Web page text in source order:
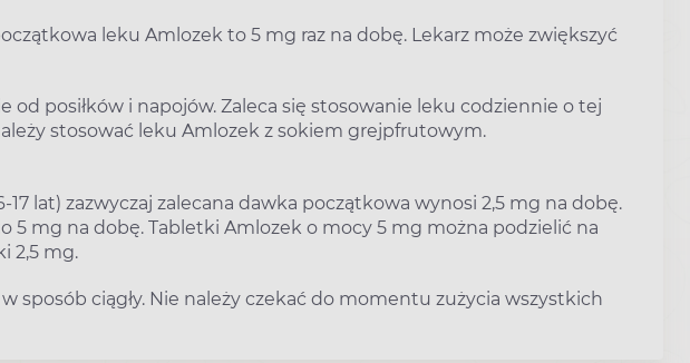
leku Amlozek to 5 mg raz na dobę. Lekarz może zwiększyć
od posiłków i napojów. Zaleca się stosowanie leku codziennie o tej
stosować leku Amlozek z sokiem grejpfrutowym.
17 lat) zazwyczaj zalecana dawka początkowa wynosi 2,5 mg na dobę.
5 mg na dobę. Tabletki Amlozek o mocy 5 mg można podzielić na
2,5 mg.
sposób ciągły. Nie należy czekać do momentu zużycia wszystkich